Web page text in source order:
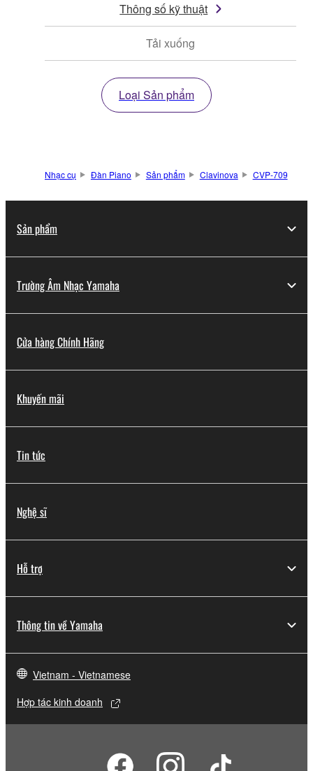
Thông số kỹ thuật
Tải xuống
Loại Sản phẩm
Nhạc cụ Đàn Piano Sản phẩm Clavinova CVP-709
Sản phẩm
Trường Âm Nhạc Yamaha
Cửa hàng Chính Hãng
Khuyến mãi
Tin tức
Nghệ sĩ
Hỗ trợ
Thông tin về Yamaha
Vietnam - Vietnamese
Hợp tác kinh doanh